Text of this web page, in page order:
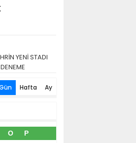
YENİ STADI
Hafta Ay
O P